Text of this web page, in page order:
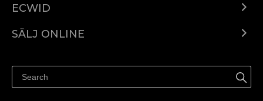
ECWID
Pris
SÄLJ ONLINE
Sälj på Facebook
Sälj på Instagram